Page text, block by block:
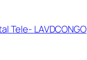
Tele- LAVDCONGO